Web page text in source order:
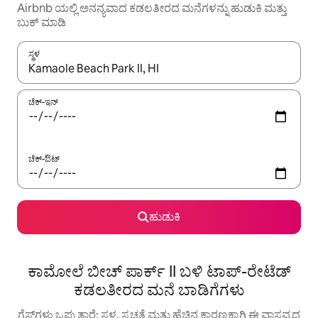
Airbnb ಯಲ್ಲಿ ಅನನ್ಯವಾದ ಕಡಲತೀರದ ಮನೆಗಳನ್ನು ಹುಡುಕಿ ಮತ್ತು
ಬುಕ್ ಮಾಡಿ
ಸ್ಥಳ
ಫಲಿತಾಂಶಗಳು ಲಭ್ಯವಿರುವಾಗ, ಅಪ್ ಮತ್ತು ಡೌನ್ ಬಾಣದ ಕೀಲಿಗಳೊಂದಿಗೆ
ಚೆಕ್-ಇನ್
ಚೆಕ್-ಔಟ್
ಹುಡುಕಿ
ಕಾಮೋಲೆ ಬೀಚ್ ಪಾರ್ಕ್ II ಬಳಿ ಟಾಪ್-ರೇಟೆಡ್
ಕಡಲತೀರದ ಮನೆ ಬಾಡಿಗೆಗಳು
ಗೆಸ್ಟ್‌ಗಳು ಒಪ್ಪುತ್ತಾರೆ: ಸ್ಥಳ, ಸ್ವಚ್ಛತೆ ಮತ್ತು ಹೆಚ್ಚಿನ ಕಾರಣಕ್ಕಾಗಿ ಈ ವಾಸ್ತವ್ಯದ